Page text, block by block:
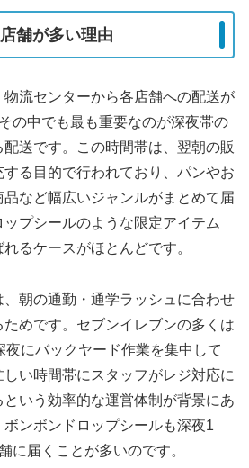
舗が多い理由
流センターから各店舗への配送が
の中でも最も重要なのが深夜帯の
配送です。この時間帯は、翌朝の販
る目的で行われており、パンやお
など幅広いジャンルがまとめて届
プシールのような限定アイテム
るケースがほとんどです。
朝の通勤・通学ラッシュに合わせ
めです。セブンイレブンの多くは
夜にバックヤード作業を集中して
い時間帯にスタッフがレジ対応に
いう効率的な運営体制が背景にあ
ボンボンドロップシールも深夜1
に届くことが多いのです。